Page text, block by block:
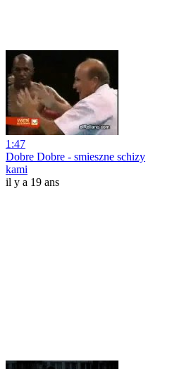
1:47
Dobre Dobre - smieszne schizy
kami
il y a 19 ans